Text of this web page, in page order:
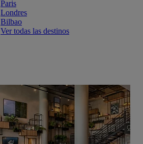
Paris
Londres
Bilbao
Ver todas las destinos